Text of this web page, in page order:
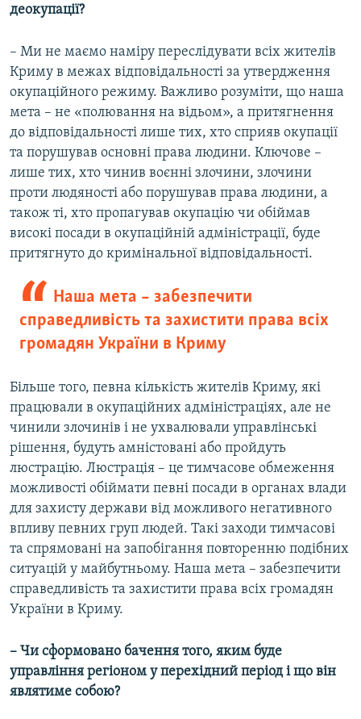
деокупації?
– Ми не маємо наміру переслідувати всіх жителів
Криму в межах відповідальності за утвердження
окупаційного режиму. Важливо розуміти, що наша
мета – не «полювання на відьом», а притягнення
до відповідальності лише тих, хто сприяв окупації
та порушував основні права людини. Ключове –
лише тих, хто чинив воєнні злочини, злочини
проти людяності або порушував права людини, а
також ті, хто пропагував окупацію чи обіймав
високі посади в окупаційній адміністрації, буде
притягнуто до кримінальної відповідальності.
Наша мета – забезпечити
справедливість та захистити права всіх
громадян України в Криму
Більше того, певна кількість жителів Криму, які
працювали в окупаційних адміністраціях, але не
чинили злочинів і не ухвалювали управлінські
рішення, будуть амністовані або пройдуть
люстрацію. Люстрація – це тимчасове обмеження
можливості обіймати певні посади в органах влади
для захисту держави від можливого негативного
впливу певних груп людей. Такі заходи тимчасові
та спрямовані на запобігання повторенню подібних
ситуацій у майбутньому. Наша мета – забезпечити
справедливість та захистити права всіх громадян
України в Криму.
– Чи сформовано бачення того, яким буде
управління регіоном у перехідний період і що він
являтиме собою?